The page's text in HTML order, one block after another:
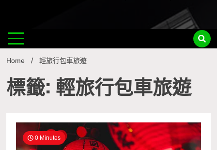
Home 輕旅行包車旅遊
標籤: 輕旅行包車旅遊
0 Minutes